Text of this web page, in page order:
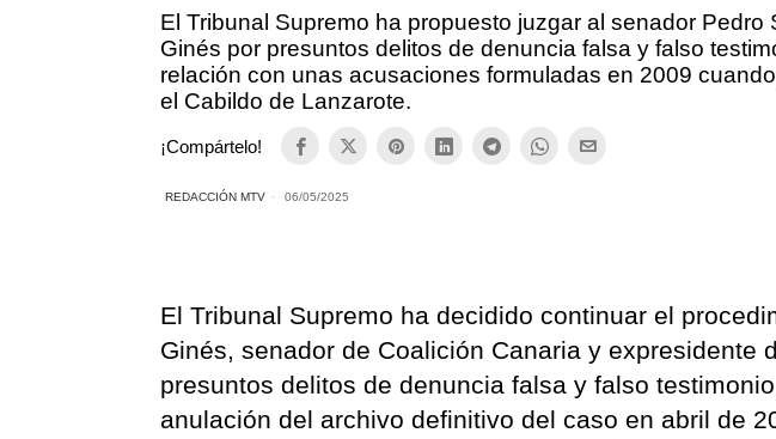
El Tribunal Supremo ha propuesto juzgar al senador Pedro
Ginés por presuntos delitos de denuncia falsa y falso
relación con unas acusaciones formuladas en 2009
el Cabildo de Lanzarote.
¡Compártelo!
REDACCIÓN MTV 06/05/2025
El Tribunal Supremo ha decidido continuar el
Ginés, senador de Coalición Canaria y expresidente
presuntos delitos de denuncia falsa y falso
anulación del archivo definitivo del caso en abril de